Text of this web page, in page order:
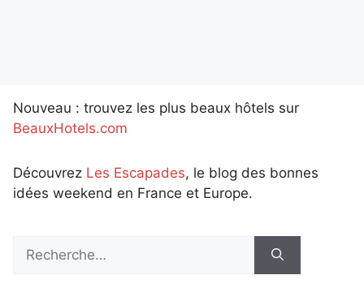
Nouveau : trouvez les plus beaux hôtels sur
BeauxHotels.com
Découvrez Les Escapades, le blog des bonnes
idées weekend en France et Europe.